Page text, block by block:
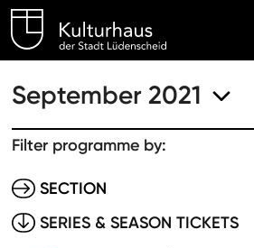
September 2021
Filter programme by:
SECTION
SERIES & SEASON TICKETS